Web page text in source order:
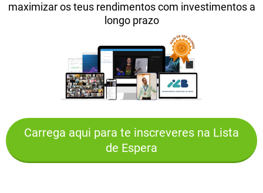
maximizar os teus rendimentos com investimentos a
longo prazo
Carrega aqui para te inscreveres na Lista
de Espera